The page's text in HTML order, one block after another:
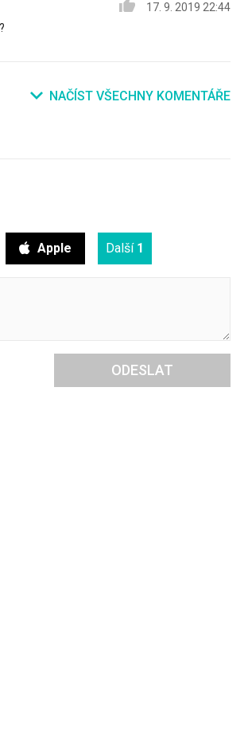
17. 9. 2019 22:44
NAČÍST VŠECHNY KOMENTÁŘE
Apple Další 1
ODESLAT